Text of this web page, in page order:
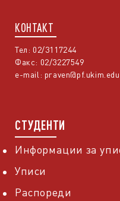
КОНТАКТ
Тел: 02/3117244
Факс: 02/3227549
e-mail:
СТУДЕНТИ
Информации за
Уписи
Распореди